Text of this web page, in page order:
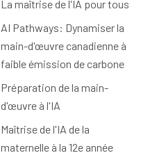
La maîtrise de l'IA pour tous
AI Pathways: Dynamiser la
main-d'œuvre canadienne à
faible émission de carbone
Préparation de la main-
d'œuvre à l'IA
Maîtrise de l'IA de la
maternelle à la 12e année